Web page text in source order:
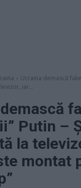
Ucraina demască
iar...
Putin –
la
montat